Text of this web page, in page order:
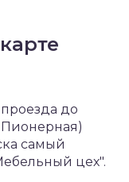
до
самый
цех".